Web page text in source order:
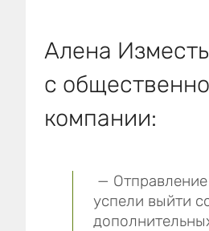
Алена
с
компании:
— Отправление
успели выйти